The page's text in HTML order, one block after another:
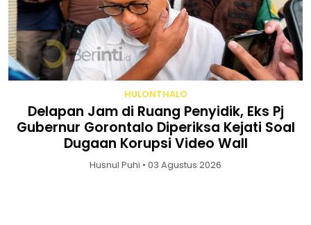
HULONTHALO
Delapan Jam di Ruang Penyidik, Eks Pj
Gubernur Gorontalo Diperiksa Kejati Soal
Dugaan Korupsi Video Wall
Husnul Puhi • 03 Agustus 2026